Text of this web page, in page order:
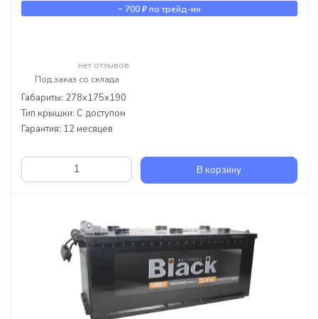
- 700 ₽по трейд-ин
нет отзывов
Под заказ со склада
Габариты: 278x175x190
Тип крышки: С доступом
Гарантия: 12 месяцев
В корзину